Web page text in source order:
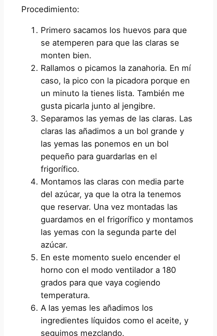
Procedimiento:
Primero sacamos los huevos para que
se atemperen para que las claras se
monten bien.
Rallamos o picamos la zanahoria. En mí
caso, la pico con la picadora porque en
un minuto la tienes lista. También me
gusta picarla junto al jengibre.
Separamos las yemas de las claras. Las
claras las añadimos a un bol grande y
las yemas las ponemos en un bol
pequeño para guardarlas en el
frigorífico.
Montamos las claras con media parte
del azúcar, ya que la otra la tenemos
que reservar. Una vez montadas las
guardamos en el frigorífico y montamos
las yemas con la segunda parte del
azúcar.
En este momento suelo encender el
horno con el modo ventilador a 180
grados para que vaya cogiendo
temperatura.
A las yemas les añadimos los
ingredientes líquidos como el aceite, y
seguimos mezclando.